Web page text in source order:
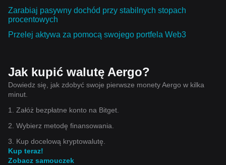
Zarabiaj pasywny dochód przy stabilnych stopach
procentowych
Przelej aktywa za pomocą swojego portfela Web3
Jak kupić walutę Aergo?
Dowiedz się, jak zdobyć swoje pierwsze monety Aergo w kilka
minut.
1. Załóż bezpłatne konto na Bitget.
2. Wybierz metodę finansowania.
3. Kup docelową kryptowalutę.
Kup teraz!
Zobacz samouczek